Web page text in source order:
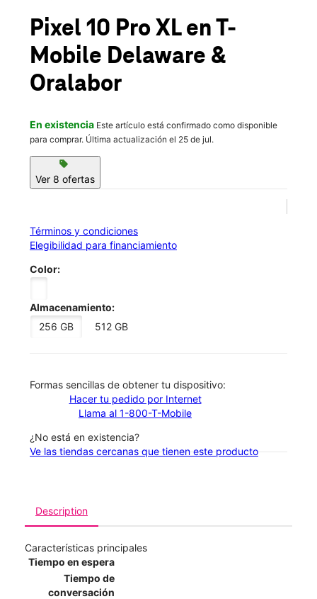
location_on
2310 SE Delaware Ave Ste K Ankeny, IA 50021
Pixel 10 Pro XLen T-
Mobile Delaware &
Oralabor
En existencia Este artículo está confirmado como disponible
para comprar. Última actualización el 25 de jul.
sell
Ver 8 ofertas
Términos y condiciones
Elegibilidad para financiamiento
Color:
Almacenamiento:
256 GB
512 GB
​​​​​​​Formas sencillas de obtener tu dispositivo:
Hacer tu pedido por Internet
Llama al 1-800-T-Mobile
¿No está en existencia?
Ve las tiendas cercanas que tienen este producto
Description
Características principales
Tiempo en espera
Tiempo de
conversación